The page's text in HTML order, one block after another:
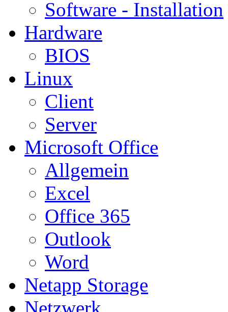
Software - Installation
Hardware
BIOS
Linux
Client
Server
Microsoft Office
Allgemein
Excel
Office 365
Outlook
Word
Netapp Storage